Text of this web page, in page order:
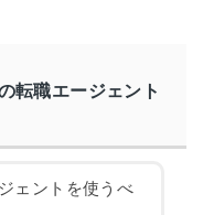
転職エージェント
ェントを使うべ